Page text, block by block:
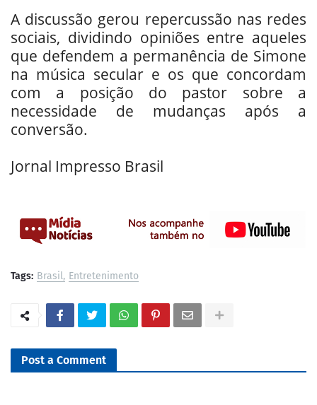
A discussão gerou repercussão nas redes
sociais, dividindo opiniões entre aqueles
que defendem a permanência de Simone
na música secular e os que concordam
com a posição do pastor sobre a
necessidade de mudanças após a
conversão.
Jornal Impresso Brasil
Tags: Brasil Entretenimento
Post a Comment